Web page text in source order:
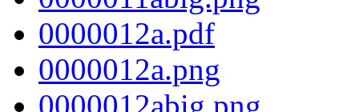
0000012a.pdf
0000012a.png